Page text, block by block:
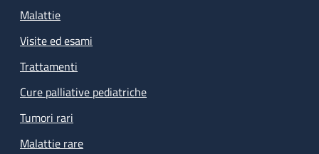
Malattie
Visite ed esami
Trattamenti
Cure palliative pediatriche
Tumori rari
Malattie rare